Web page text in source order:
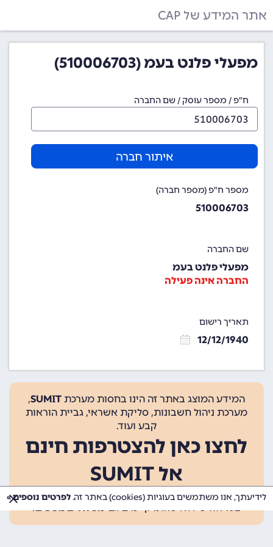
אתר המידע של CAP
מפעלי פלנט בעמ (510006703)
ח"פ / מספר עוסק / שם החברה
איתור חברה
מספר ח"פ (מספר חברה)
510006703
שם החברה
מפעלי פלנט בעמ
החברה אינה פעילה
תאריך רישום
12/12/1940
המידע המוצג באתר זה הינו בחסות מערכת SUMIT
,
מערכת ניהול חשבונות, סליקת אשראי, גביית הוראות
קבע ועוד.
לחצו כאן להצטרפות חינם
אל SUMIT
ההצטרפות אינה כרוכה בתשלום, ומאפשרת 10 פעולות
בכל חודש ללא עלות. קיימים גםמסלולים נוספים.
לידיעתך, אנו משתמשים בעוגיות (cookies) באתר זה. לפרטים נוספים »